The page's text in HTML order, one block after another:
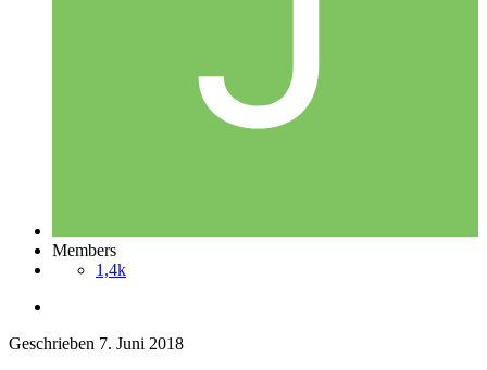
Members
1,4k
Geschrieben 7. Juni 2018